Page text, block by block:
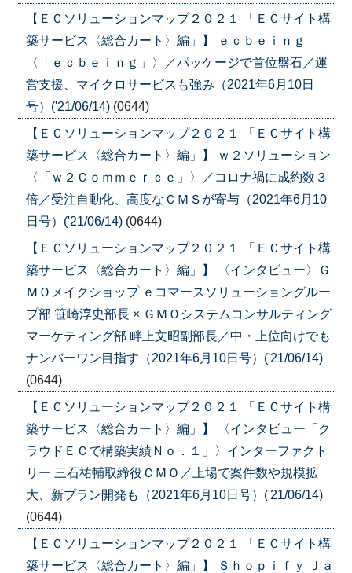
【ＥＣソリューションマップ２０２１ 「ＥＣサイト構
築サービス〈総合カート〉編」】 ｅｃｂｅｉｎｇ
〈「ｅｃｂｅｉｎｇ」〉／パッケージで首位盤石／運
営支援、マイクロサービスも強み（2021年6月10日
号）('21/06/14) (0644)
【ＥＣソリューションマップ２０２１ 「ＥＣサイト構
築サービス〈総合カート〉編」】 ｗ２ソリューション
〈「ｗ２Ｃｏｍｍｅｒｃｅ」〉／コロナ禍に成約数３
倍／受注自動化、高度なＣＭＳが寄与（2021年6月10
日号）('21/06/14) (0644)
【ＥＣソリューションマップ２０２１ 「ＥＣサイト構
築サービス〈総合カート〉編」】 〈インタビュー〉Ｇ
ＭＯメイクショップ ｅコマースソリューショングルー
プ部 笹崎淳史部長 × ＧＭＯシステムコンサルティング
マーケティング部 畔上文昭副部長／中・上位向けでも
ナンバーワン目指す（2021年6月10日号）('21/06/14)
(0644)
【ＥＣソリューションマップ２０２１ 「ＥＣサイト構
築サービス〈総合カート〉編」】 〈インタビュー「ク
ラウドＥＣで構築実績Ｎｏ．１」〉インターファクト
リー 三石祐輔取締役ＣＭＯ／上場で案件数や規模拡
大、新プラン開発も（2021年6月10日号）('21/06/14)
(0644)
【ＥＣソリューションマップ２０２１ 「ＥＣサイト構
築サービス〈総合カート〉編」】 Ｓｈｏｐｉｆｙ Ｊａ